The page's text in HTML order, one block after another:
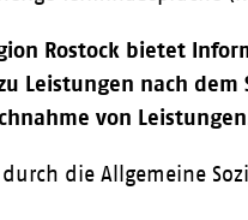
Rostock bietet
nach dem
von
die Allgemeine